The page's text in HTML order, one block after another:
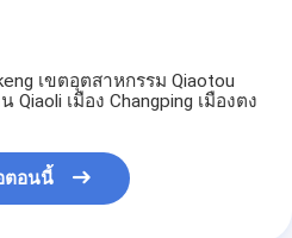
เขตอุตสาหกรรม Qiaotou
Qiaoli เมือง Changping เมืองตง
ตอนนี้